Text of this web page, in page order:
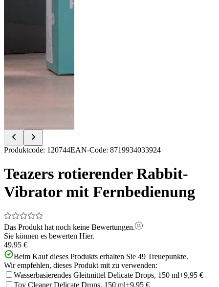
Item
of
Produktcode: 120744EAN-Code: 8719934033924
Teazers rotierender Rabbit-
Vibrator mit Fernbedienung
Das Produkt hat noch keine Bewertungen.
Sie können es bewerten Hier.
49,95 €
Beim Kauf dieses Produkts erhalten Sie 49 Treuepunkte.
Wir empfehlen, dieses Produkt mit zu verwenden:
Wasserbasierendes Gleitmittel Delicate Drops, 150 ml+9,95 €
Toy Cleaner Delicate Drops, 150 ml+9,95 €